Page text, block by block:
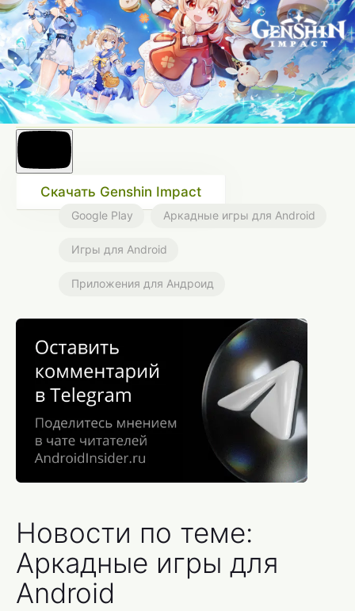
Скачать Genshin Impact
Google Play Аркадные игры для Android
Игры для Android
Приложения для Андроид
Новости по теме:
Аркадные игры для
Android